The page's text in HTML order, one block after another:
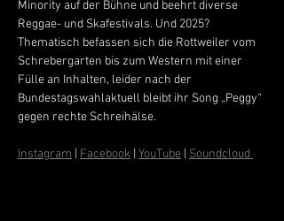
Minority auf der Bühne und beehrt diverse
Reggae- und Skafestivals. Und 2025?
Thematisch befassen sich die Rottweiler vom
Schrebergarten bis zum Western mit einer
Fülle an Inhalten, leider nach der
Bundestagswahlaktuell bleibt ihr Song „Peggy“
gegen rechte Schreihälse.
Instagram Facebook YouTube Soundcloud